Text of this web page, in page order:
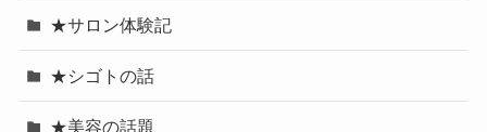
★サロン体験記
★シゴトの話
★美容の話題